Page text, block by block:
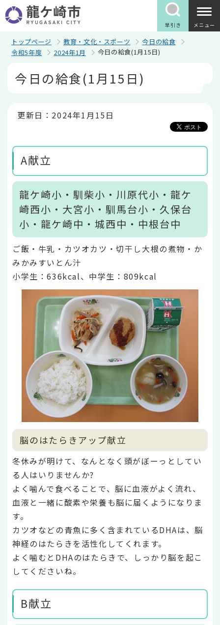
の
ペ
早引き メニュー
トップページ 教育・文化・スポーツ
今日の給食
令和5年度
2024年1月 今日の給食(1月15日)
今日の給食(1月15日)
更新日：2024年1月15日
A献立
龍ケ崎小・馴柴小・川原代小・龍ケ
崎西小・大宮小・馴馬台小・久保台
小・龍ケ崎中・城西中・中根台中
ご飯・牛乳・カツオカツ・切干し大根の煮物・か
みかみすいとん汁
小学生：636kcal、中学生：809kcal
脳のはたらきアップ献立
冬休みが明けて、なんとなく頭がぼーっとしてい
る人はいりませんか?
よく噛んで食べることで、脳に血液がよく流れ、
血液と一緒に酸素や栄養も脳に届くようになりま
す。
カツオなどの青魚に多く含まれているDHAは、脳
神経のはたらきを活性化してくれます。
よく噛むとDHAのはたらきで、しっかり脳を起こ
してくださいね。
B献立